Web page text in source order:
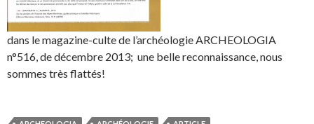
dans le magazine-culte de l’archéologie ARCHEOLOGIA
n°516, de décembre 2013; une belle reconnaissance, nous
sommes très flattés!